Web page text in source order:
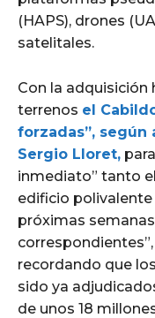
(HAPS), drones
satelitales.
Con la adquisición
terrenos el
forzadas”, según
Sergio Lloret,
inmediato” tanto
edificio polivalente
próximas
recordando que
sido ya
de unos 18